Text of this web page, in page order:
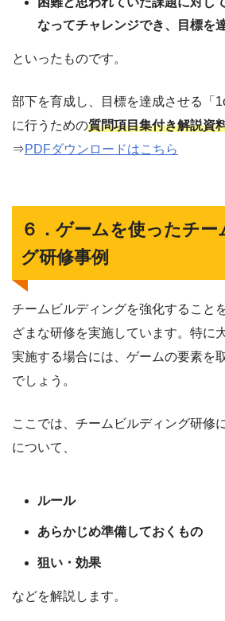
なってチャレンジでき、目標を
といったものです。
部下を育成し、目標を達成させる「
に行うための質問項目集付き解説資
⇒PDFダウンロードはこちら
６．ゲームを使ったチ
グ研修事例
チームビルディングを強化すること
ざまな研修を実施しています。特に
実施する場合には、ゲームの要素を
でしょう。
ここでは、チームビルディング研修
について、
ルール
あらかじめ準備しておくもの
狙い・効果
などを解説します。